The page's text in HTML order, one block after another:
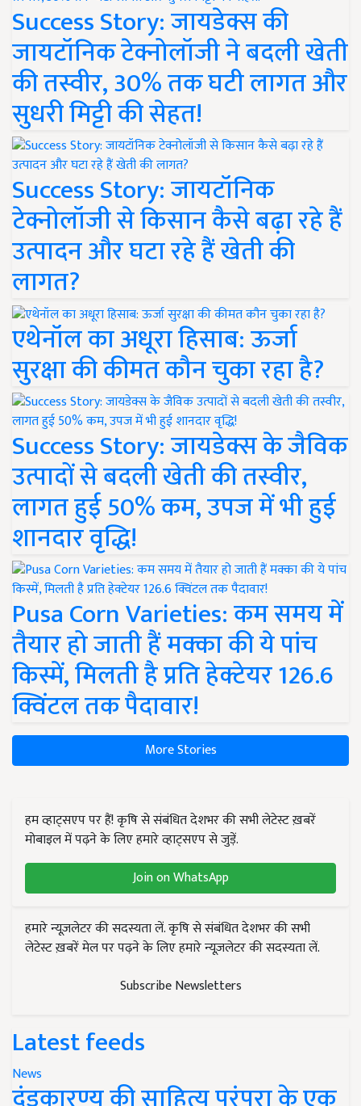
Success Story: जायडेक्स की
जायटॉनिक टेक्नोलॉजी ने बदली खेती
की तस्वीर, 30% तक घटी लागत और
सुधरी मिट्टी की सेहत!
Success Story: जायटॉनिक
टेक्नोलॉजी से किसान कैसे बढ़ा रहे हैं
उत्पादन और घटा रहे हैं खेती की
लागत?
एथेनॉल का अधूरा हिसाब: ऊर्जा
सुरक्षा की कीमत कौन चुका रहा है?
Success Story: जायडेक्स के जैविक
उत्पादों से बदली खेती की तस्वीर,
लागत हुई 50% कम, उपज में भी हुई
शानदार वृद्धि!
Pusa Corn Varieties: कम समय में
तैयार हो जाती हैं मक्का की ये पांच
किस्में, मिलती है प्रति हेक्टेयर 126.6
क्विंटल तक पैदावार!
More Stories
हम व्हाट्सएप पर हैं! कृषि से संबंधित देशभर की सभी लेटेस्ट ख़बरें
मोबाइल में पढ़ने के लिए हमारे व्हाट्सएप से जुड़ें.
Join on WhatsApp
हमारे न्यूज़लेटर की सदस्यता लें. कृषि से संबंधित देशभर की सभी
लेटेस्ट ख़बरें मेल पर पढ़ने के लिए हमारे न्यूज़लेटर की सदस्यता लें.
Subscribe Newsletters
Latest feeds
News